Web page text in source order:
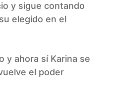
y sigue contando
elegido en el
y ahora sí Karina se
el poder